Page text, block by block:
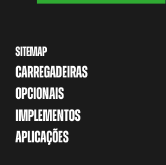
SITEMAP
CARREGADEIRAS
OPCIONAIS
IMPLEMENTOS
APLICAÇÕES